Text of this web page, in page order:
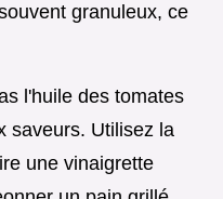
granuleux, ce
l'huile des tomates
saveurs. Utilisez la
une vinaigrette